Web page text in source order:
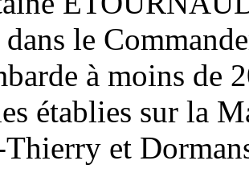
le
à moins de
établies sur la
Thierry et